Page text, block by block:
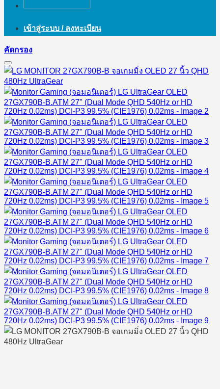
เข้าสู่ระบบ / ลงทะเบียน
คัดกรอง